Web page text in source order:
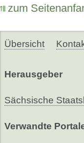
zum
Übersicht
Herausgeber
Sächsische
Verwandte